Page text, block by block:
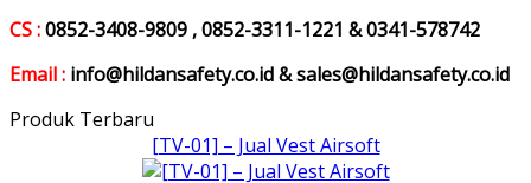
CS :0852-3408-9809 , 0852-3311-1221 & 0341-578742
Email : info@hildansafety.co.id & sales@hildansafety.co.id
Produk Terbaru
[TV-01] – Jual Vest Airsoft